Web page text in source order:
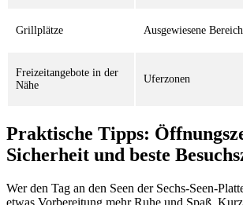
Grillplätze Ausgewiesene
Freizeitangebote in der
Nähe
Uferzonen
Praktische Tipps:
Sicherheit und beste
Wer den Tag an den Seen der Sechs-Seen-
etwas Vorbereitung mehr Ruhe und Spaß.